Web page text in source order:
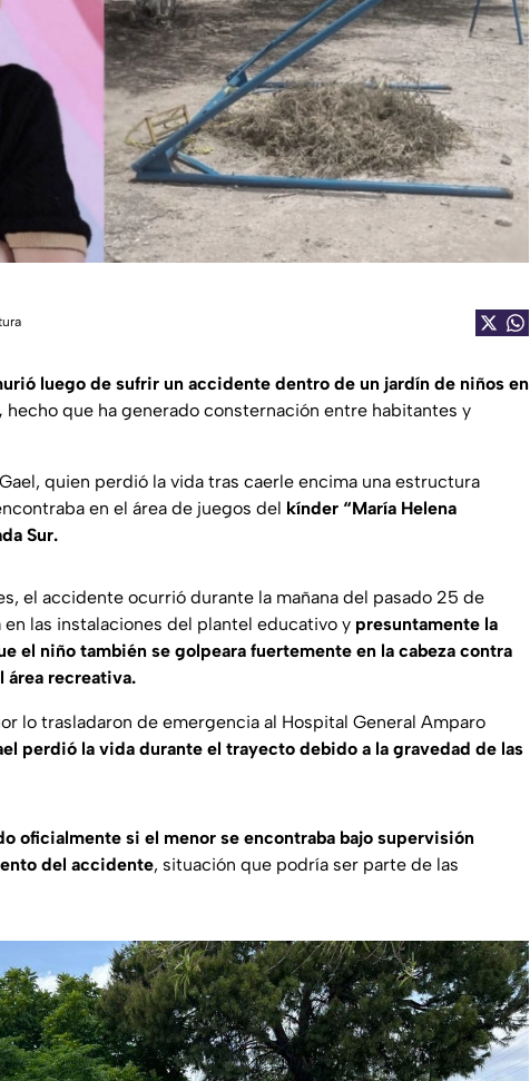
luego de sufrir un accidente dentro de un jardín de niños en
hecho que ha generado consternación entre habitantes y
quien perdió la vida tras caerle encima una estructura
en el área de juegos del kínder “María Helena
Sur.
el accidente ocurrió durante la mañana del pasado 25 de
las instalaciones del plantel educativo y presuntamente la
el niño también se golpeara fuertemente en la cabeza contra
área recreativa.
lo trasladaron de emergencia al Hospital General Amparo
perdió la vida durante el trayecto debido a la gravedad de las
oficialmente si el menor se encontraba bajo supervisión
del accidente, situación que podría ser parte de las